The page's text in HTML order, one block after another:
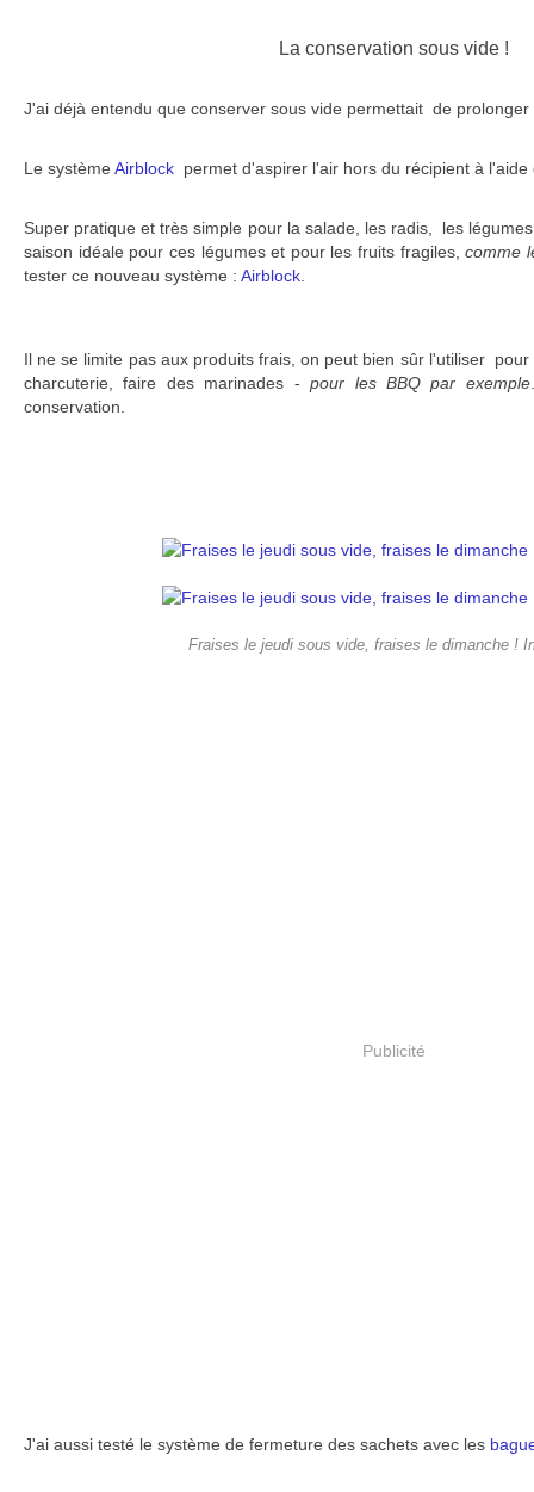
La conservation sous vide !
J'ai déjà entendu que conserver sous vide permettait de
Le système Airblock permet d'aspirer l'air hors du récipient à l'aide
Super pratique et très simple pour la salade, les radis, les
saison idéale pour ces légumes et pour les fruits fragiles,comme
tester ce nouveau système : Airblock
Il ne se limite pas aux produits frais, on peut bien sûr l'utiliser
charcuterie, faire des marinades - pour les BBQ par exemple
conservation.
Fraises le jeudi sous vide, fraises le dimanche !
Publicité
J'ai aussi testé le système de fermeture des sachets avec les